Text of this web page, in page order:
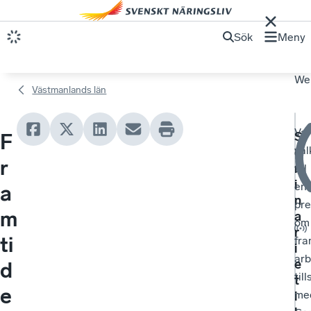
Sök Meny
Västmanlands län
F
r
a
m
ti
d
e
S
e
m
i
n
a
r
i
e
t
i
till
en
om